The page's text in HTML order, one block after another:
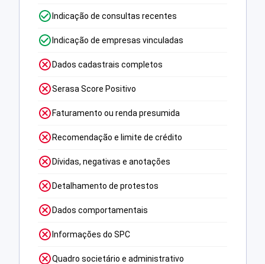
Indicação de consultas recentes
Indicação de empresas vinculadas
Dados cadastrais completos
Serasa Score Positivo
Faturamento ou renda presumida
Recomendação e limite de crédito
Dívidas, negativas e anotações
Detalhamento de protestos
Dados comportamentais
Informações do SPC
Quadro societário e administrativo